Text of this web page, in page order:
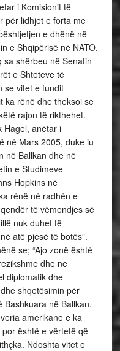
i Komisionit të
për lidhjet e forta me
e dhënë në
e Shqipërisë në NATO,
shërbeu në Senatin
e Shteteve të
se vitet e fundit
ka rënë dhe theksoi se
rajon të rikthehet.
Hagel, anëtar i
në Mars 2005, duke iu
në Ballkan dhe në
e Studimeve
Hopkins në
rënë në radhën e
të vëmendjes së
nuk duhet të
atë pjesë të botës”.
se; “Ajo zonë është
dhe ne
diplomatik dhe
shqetësimin për
Bashkuara në Ballkan.
amerikane e ka
është e vërtetë që
Ndoshta vitet e